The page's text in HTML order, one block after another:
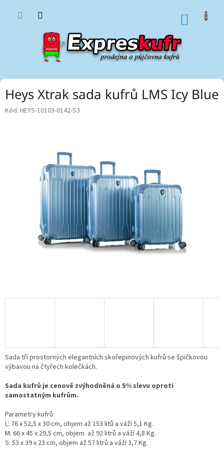
Heys Xtrak sada kufrů LMS Icy Blue
Kód: HEYS-10103-0142-S3
Sada tří prostorných elegantních skořepinových kufrů se špičkovou
výbavou na čtyřech kolečkách.
Sada kufrů je cenově zvýhodněná o 5% slevu oproti
samostatným kufrům.
Parametry kufrů:
L: 76 x 52,5 x 30 cm, objem až 153 litů a váží 5,1 Kg.
M: 66 x 45 x 29,5 cm, objem až 92 litrů a váží 4,8 Kg.
S: 53 x 39 x 23 cm, objem až 57 litrů a váží 3,7 Kg.